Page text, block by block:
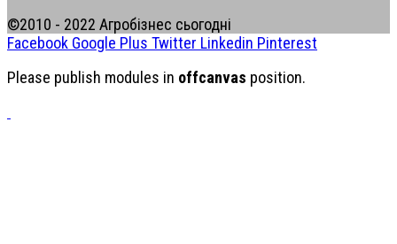
©2010 - 2022 Агробізнес сьогодні
Facebook Google Plus Twitter Linkedin Pinterest
Please publish modules in offcanvas position.